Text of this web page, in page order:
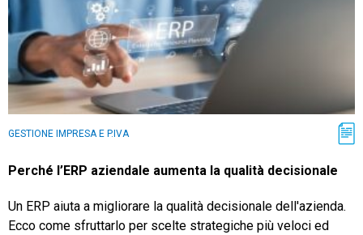
GESTIONE IMPRESA E P.IVA
Perché l’ERP aziendale aumenta la qualità decisionale
Un ERP aiuta a migliorare la qualità decisionale dell'azienda.
Ecco come sfruttarlo per scelte strategiche più veloci ed